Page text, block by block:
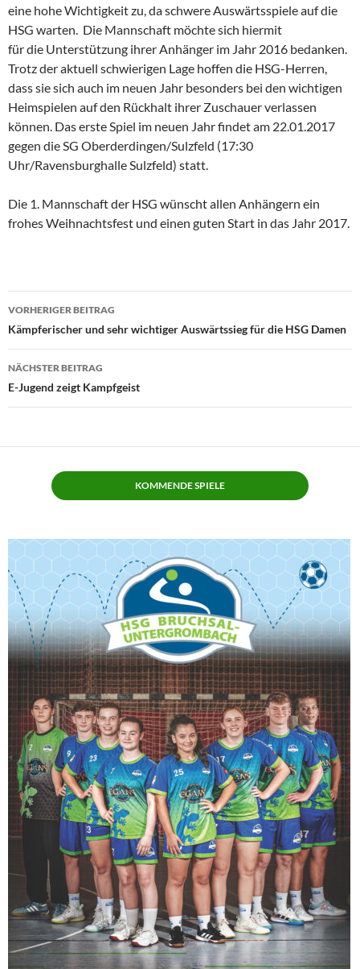
eine hohe Wichtigkeit zu, da schwere Auswärtsspiele auf die
HSG warten. Die Mannschaft möchte sich hiermit
für die Unterstützung ihrer Anhänger im Jahr 2016 bedanken.
Trotz der aktuell schwierigen Lage hoffen die HSG-Herren,
dass sie sich auch im neuen Jahr besonders bei den wichtigen
Heimspielen auf den Rückhalt ihrer Zuschauer verlassen
können. Das erste Spiel im neuen Jahr findet am 22.01.2017
gegen die SG Oberderdingen/Sulzfeld (17:30
Uhr/Ravensburghalle Sulzfeld) statt.
Die 1. Mannschaft der HSG wünscht allen Anhängern ein
frohes Weihnachtsfest und einen guten Start in das Jahr 2017.
Beitragsnavigation
VORHERIGER BEITRAG
Kämpferischer und sehr wichtiger Auswärtssieg für die HSG Damen
NÄCHSTER BEITRAG
E-Jugend zeigt Kampfgeist
KOMMENDE SPIELE